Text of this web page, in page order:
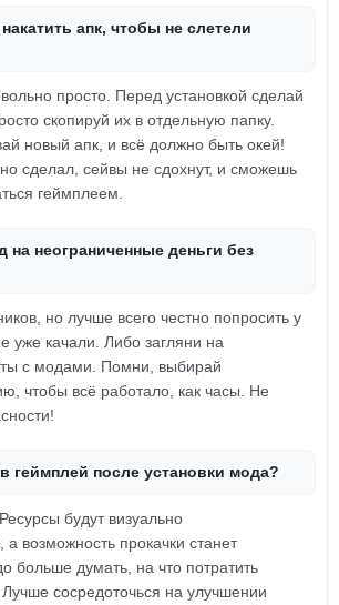
апк, чтобы не слетели
просто. Перед установкой сделай
скопируй их в отдельную папку.
новый апк, и всё должно быть окей!
сделал, сейвы не сдохнут, и сможешь
геймплеем.
на неограниченные деньги без
но лучше всего честно попросить у
уже качали. Либо загляни на
с модами. Помни, выбирай
чтобы всё работало, как часы. Не
геймплей после установки мода?
будут визуально
а возможность прокачки станет
больше думать, на что потратить
сосредоточься на улучшении